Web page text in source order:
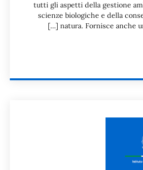
tutti gli aspetti della gestione
scienze biologiche e della
natura. Fornisce anche